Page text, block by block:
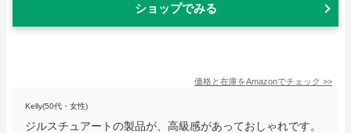
ショップでみる
価格と在庫をAmazonでチェック >>
Kelly(50代・女性)
ジルスチュアートの製品が、高級感があっておしゃれです。